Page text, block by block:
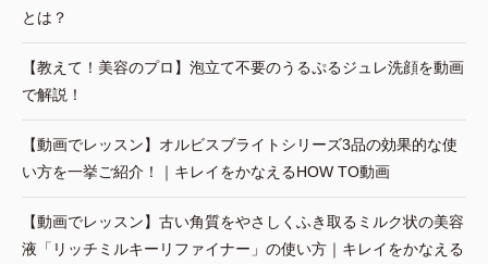
とは？
【教えて！美容のプロ】泡立て不要のうるぷるジュレ洗顔を動画
で解説！
【動画でレッスン】オルビスブライトシリーズ3品の効果的な使
い方を一挙ご紹介！｜キレイをかなえるHOW TO動画
【動画でレッスン】古い角質をやさしくふき取るミルク状の美容
液「リッチミルキーリファイナー」の使い方｜キレイをかなえる